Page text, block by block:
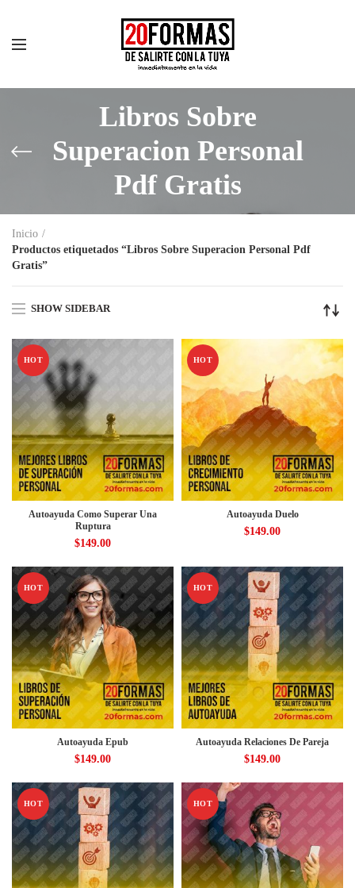
Libros Sobre
Superacion Personal
Pdf Gratis
Inicio
Productos etiquetados “Libros Sobre Superacion Personal Pdf
Gratis”
SHOW SIDEBAR
HOT
Autoayuda Como Superar Una
Ruptura
$149.00
HOT
Autoayuda Duelo
$149.00
HOT
Autoayuda Epub
$149.00
HOT
Autoayuda Relaciones De Pareja
$149.00
HOT HOT